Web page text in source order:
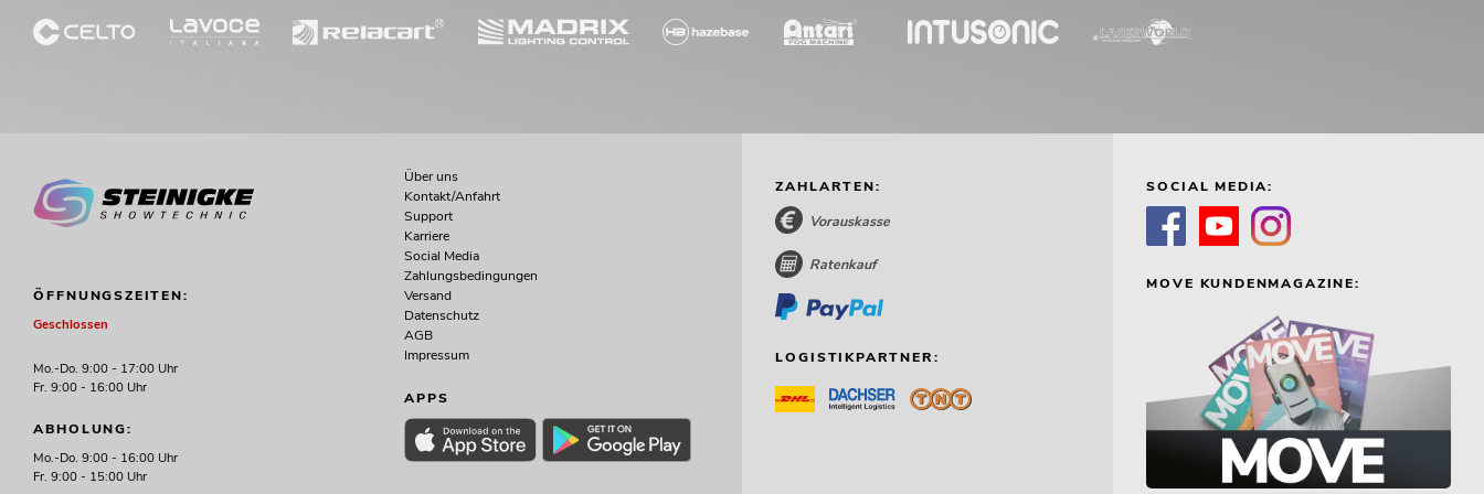
ÖFFNUNGSZEITEN:
Geschlossen
Mo.-Do. 9:00 - 17:00 Uhr
Fr. 9:00 - 16:00 Uhr
ABHOLUNG:
Mo.-Do. 9:00 - 16:00 Uhr
Fr. 9:00 - 15:00 Uhr
Über uns
Kontakt/Anfahrt
Support
Karriere
Social Media
Zahlungsbedingungen
Versand
Datenschutz
AGB
Impressum
APPS
ZAHLARTEN:
Vorauskasse
Ratenkauf
LOGISTIKPARTNER:
SOCIAL MEDIA:
MOVE KUNDENMAGAZINE: